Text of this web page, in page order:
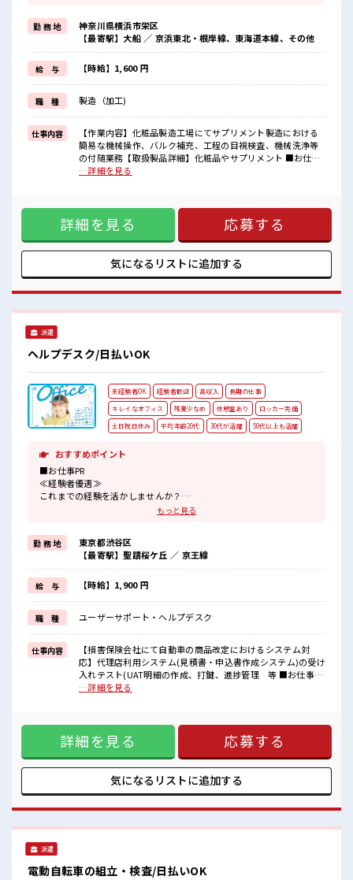
週末は家族や友人と一緒にプライベート満喫！
≪ヘアカラーOKで自由な雰囲気の職場≫
明るすぎたり奇抜でなければ基本的に自由！
(規定有)≪機能的な制服アリ≫
制服があるので、
毎日の服装の悩み解消♪
≪未経験の方も大カンゲイ≫
新しいことにチャレンジするのは不安だけど、
しっかり働く環境が整っています！
イチからスキルUP・ステップUP目指していきましょう！
■職場の雰囲気
キバツ過ぎなければ髪色・髪型は自由！
時間があれば昼寝もしちゃおう！
ロッカーあり！
安心してお仕事に集中♪
勤 務 地
神奈川県横浜市栄区
【最寄駅】大船 ／ 京浜東北・根岸線、東海道本線、その他
給 与 【時給】1,600 円
職 種 製造（加工)
仕事内容
【作業内容】化粧品製造工場にてサプリメント製造における
簡易な機械操作、バルク補充、工程の目視検査、機械洗浄等
の付随業務【取扱製品詳細】化粧品やサプリメント ■お仕事
PR ≪無理なく働ける≫ 場合によってはお願いすることもあり
囲気の職場≫ 明るすぎたり奇抜でなければ基本的に自由！
(規定有)≪機能的な制服アリ≫ 制服があるので、 毎日の服装
の悩み解消♪ ≪未経験の方も大カンゲイ≫ 新しいことにチャ
レンジするのは不安だけど、 しっかり働く環境が整っていま
す！ イチからスキルUP・ステップUP目指していきましょ
間があれば昼寝もしちゃおう！ ロッカーあり！ 安心してお仕
事に集中♪
…詳細を見る
詳細を見る 応募する
気になるリストに追加する
派遣
ヘルプデスク/日払いOK
未経験者OK 経験者歓迎 高収入
長期の仕事
キレイなオフィス
残業少なめ 休憩室あり
ロッカー完備
土日祝日休み
平均年齢20代 30代が活躍 50代以上も活躍
おすすめポイント
■お仕事PR
≪経験者優遇≫
これまでの経験を活かしませんか？
≪プライベートが充実する≫
場合によってはお願いすることもありますが、
残業はほとんどナシ！
≪週休2日制≫
週末は家族や友人と一緒にプライベート満喫！
≪自分に合った期間で働ける≫
福利厚生が整った派遣のお仕事です！
■職場の雰囲気
活気あふれる20代活躍中の職場です☆
休憩室完備でランチや休憩も充実しそう♪
ロッカーあり！
安心してお仕事に集中♪
もっと見る
勤 務 地
東京都渋谷区
【最寄駅】聖蹟桜ケ丘 ／ 京王線
給 与 【時給】1,900 円
職 種 ユーザーサポート・ヘルプデスク
仕事内容
【損害保険会社にて自動車の商品改定におけるシステム対
応】代理店利用システム(見積書・申込書作成システム)の受け
入れテスト(UAT明細の作成、打鍵、進捗管理 等 ■お仕事PR
≪経験者優遇≫ これまでの経験を活かしませんか？ ブランク
もありますが、 残業はほとんどナシ！ ≪週休2日制≫ 週末は
家族や友人と一緒にプライベート満喫！ ≪自分に合った期間
で働ける≫ 福利厚生が整った派遣のお仕事です！ ■職場の雰
囲気 活気あふれる20代活躍中の職場です☆ 休憩室完備でラン
チや休憩も充実しそう♪ ロッカーあり！ 安心してお仕事に集
中♪ 残業はほとんどありません！
…詳細を見る
詳細を見る 応募する
気になるリストに追加する
派遣
電動自転車の組立・検査/日払いOK